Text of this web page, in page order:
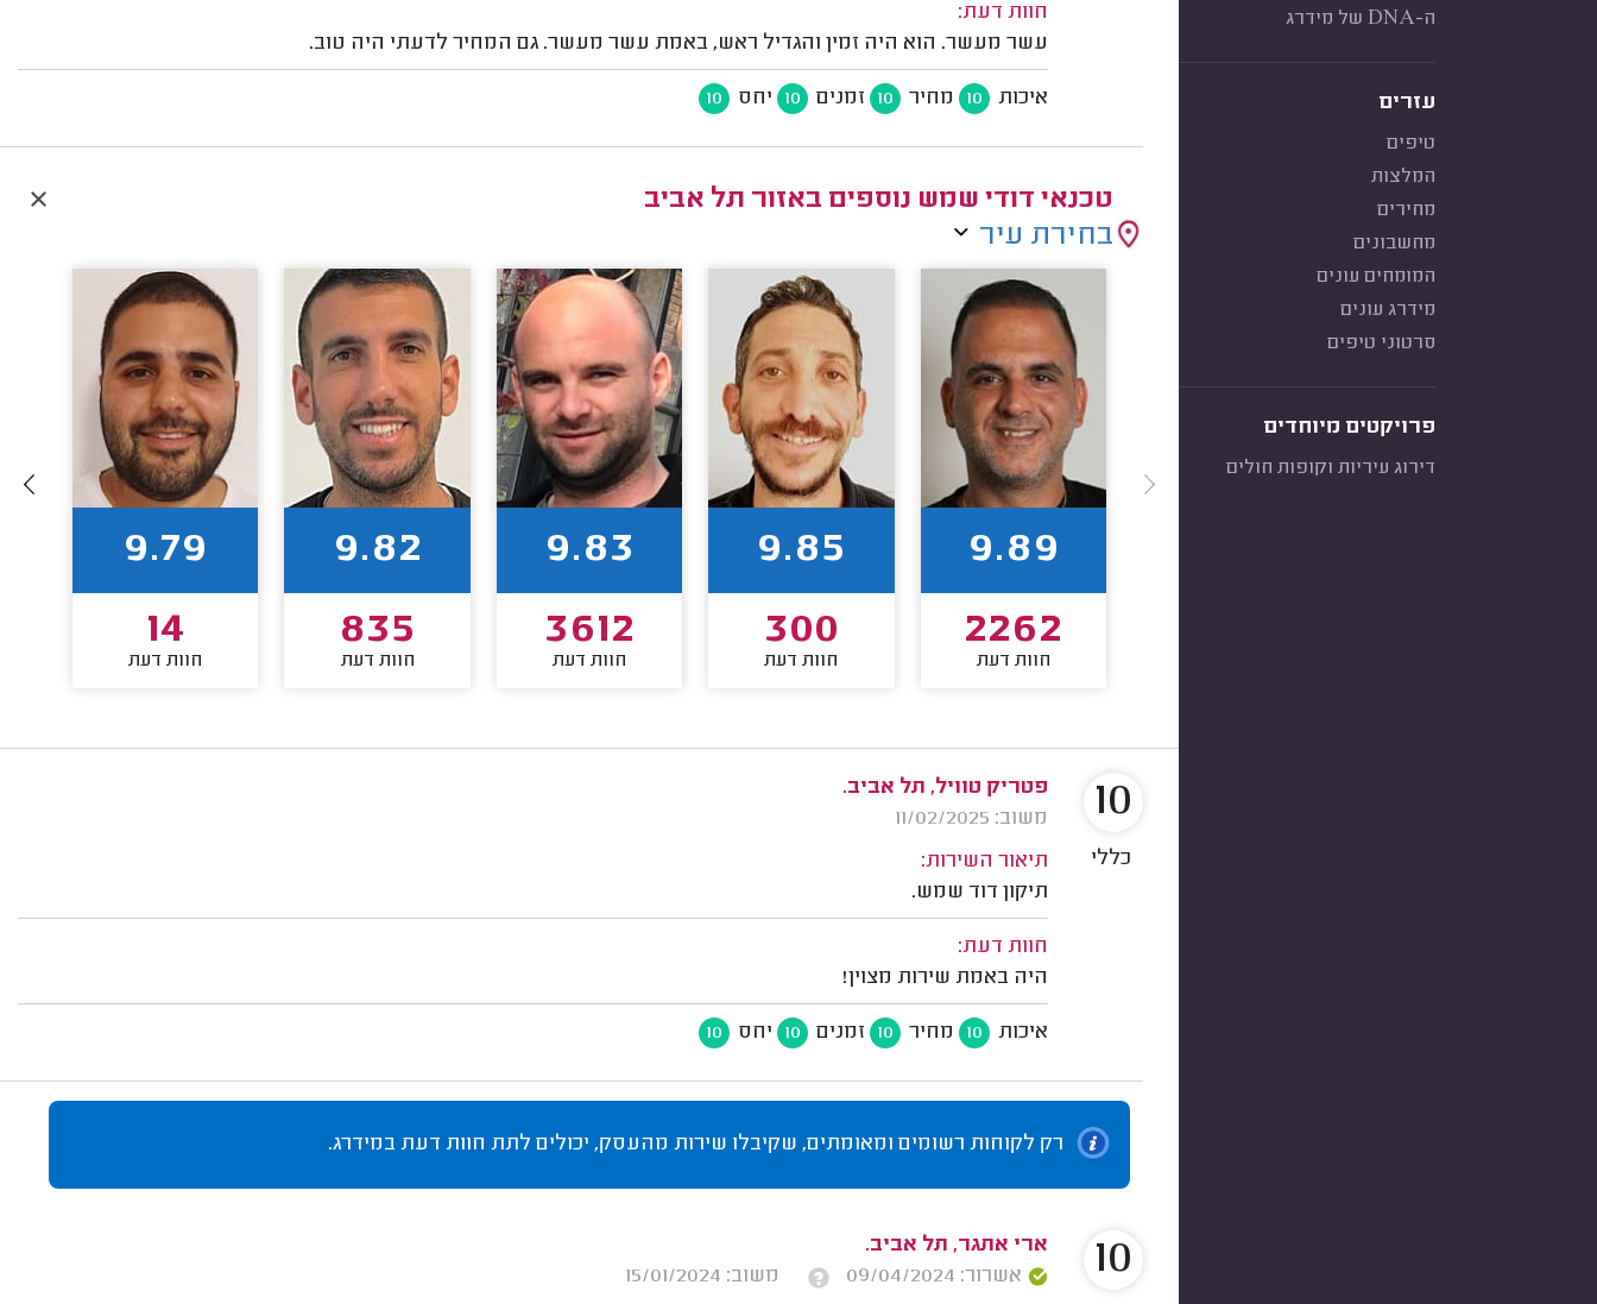
ה-DNA של מידרג
עזרים
טיפים
המלצות
מחירים
מחשבונים
המומחים עונים
מידרג עונים
סרטוני טיפים
פרויקטים מיוחדים
דירוג עיריות וקופות חולים
חוות דעת:
עשר מעשר. הוא היה זמין והגדיל ראש, באמת עשר מעשר. גם המחיר לדעתי היה טוב.
איכות 10 מחיר 10 זמנים 10 יחס 10
טכנאי דודי שמש נוספים באזור תל אביב
בחירת עיר
9.89
2262
חוות דעת
9.85
300
חוות דעת
9.83
3612
חוות דעת
9.82
835
חוות דעת
9.79
14
חוות דעת
פטריק טוויל, תל אביב.
משוב: 11/02/2025
תיאור השירות:
תיקון דוד שמש.
חוות דעת:
היה באמת שירות מצוין!
איכות 10 מחיר 10 זמנים 10 יחס 10
10
כללי
רק לקוחות רשומים ומאומתים, שקיבלו שירות מהעסק, יכולים לתת חוות דעת במידרג.
ארי אתגר, תל אביב.
אשרור: 09/04/2024
משוב: 15/01/2024
10